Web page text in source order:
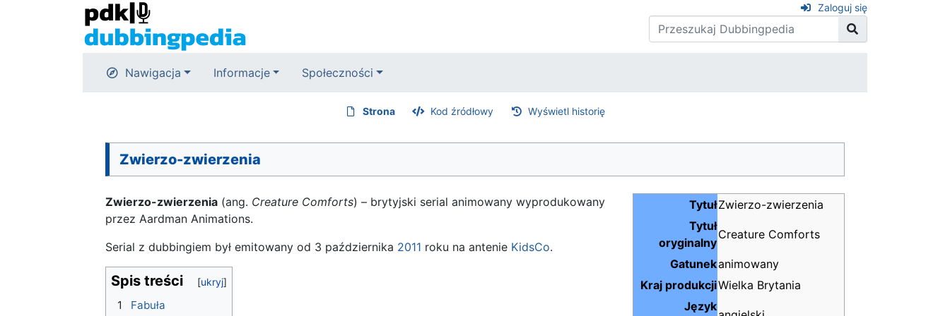
Zaloguj się
Nawigacja Informacje Społeczności
Strona Kod źródłowy Wyświetl historię
Zwierzo-zwierzenia
TytułZwierzo-zwierzenia
Tytuł
oryginalny
Creature Comforts
Gatunekanimowany
Kraj produkcjiWielka Brytania
Język
Zwierzo-zwierzenia (ang. Creature Comforts) – brytyjski serial animowany wyprodukowany
przez Aardman Animations.
Serial z dubbingiem był emitowany od 3 października 2011 roku na antenie KidsCo.
Spis treści
1
Fabuła